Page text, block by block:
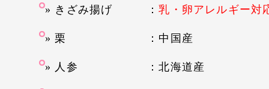
きざみ揚げ ：乳・卵アレルギー対
栗 ：中国産
人参 ：北海道産